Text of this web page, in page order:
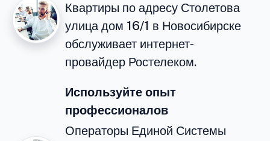
Квартиры по адресу Столетова
улица дом 16/1 в Новосибирске
обслуживает интернет-
провайдер Ростелеком.
Используйте опыт
профессионалов
Операторы Единой Системы